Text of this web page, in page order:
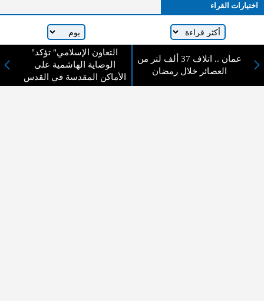
اختيارات القراء
لا يوجد مقالات
عمان .. اتلاف 37 ألف لتر من
العصائر خلال رمضان
"التعاون الإسلامي" تؤكد
الوصاية الهاشمية على
الأماكن المقدسة في القدس